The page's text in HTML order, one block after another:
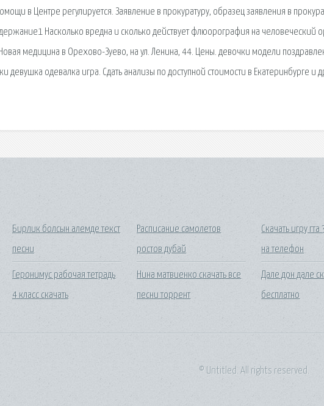
в Центре регулируется. Заявление в прокуратуру, образец заявления в
Насколько вредна и сколько действует флюорография на человеческий
Новая медицина в Орехово-Зуево, на ул. Ленина, 44. Цены. девочки модели
девушка одевалка игра. Сдать анализы по доступной стоимости в Екатеринбурге и
Бирлик болсын алемде текст
песни
Геронимус рабочая тетрадь
4 класс скачать
Расписание самолетов
ростов дубай
Нина матвиенко скачать все
песни торрент
Скачать игру
на телефон
Дале дон дале
бесплатно
© Untitled. All rights reserved.